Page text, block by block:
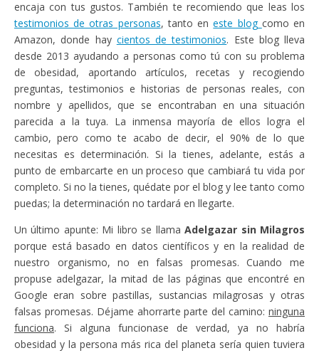
encaja con tus gustos. También te recomiendo que leas los
testimonios de otras personas, tanto eneste blog como en
Amazon, donde hay cientos de testimonios. Este blog lleva
desde 2013 ayudando a personas como tú con su problema
de obesidad, aportando artículos, recetas y recogiendo
preguntas, testimonios e historias de personas reales, con
nombre y apellidos, que se encontraban en una situación
parecida a la tuya. La inmensa mayoría de ellos logra el
cambio, pero como te acabo de decir, el 90% de lo que
necesitas es determinación. Si la tienes, adelante, estás a
punto de embarcarte en un proceso que cambiará tu vida por
completo. Si no la tienes, quédate por el blog y lee tanto como
puedas; la determinación no tardará en llegarte.
Un último apunte: Mi libro se llamaAdelgazar sin Milagros
porque está basado en datos científicos y en la realidad de
nuestro organismo, no en falsas promesas. Cuando me
propuse adelgazar, la mitad de las páginas que encontré en
Google eran sobre pastillas, sustancias milagrosas y otras
falsas promesas. Déjame ahorrarte parte del camino: ninguna
funciona. Si alguna funcionase de verdad, ya no habría
obesidad y la persona más rica del planeta sería quien tuviera